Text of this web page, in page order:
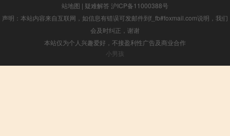
站地图 | 疑难解答 沪ICP备11000388号
声明：本站内容来自互联网，如信息有错误可发邮件到f_fb#foxmail.com说明，我们
会及时纠正，谢谢
本站仅为个人兴趣爱好，不接盈利性广告及商业合作
小男孩